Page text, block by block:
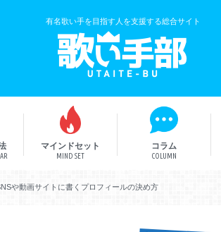
有名歌い手を目指す人を支援する総合サイト
マインドセット
MIND SET
コラム
COLUMN
や動画サイトに書くプロフィールの決め方